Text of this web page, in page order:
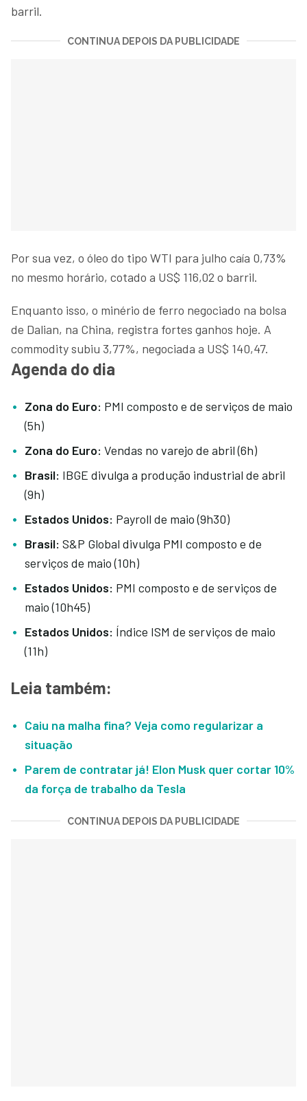
barril.
CONTINUA DEPOIS DA PUBLICIDADE
Por sua vez, o óleo do tipo WTI para julho caía 0,73%
no mesmo horário, cotado a US$ 116,02 o barril.
Enquanto isso, o minério de ferro negociado na bolsa
de Dalian, na China, registra fortes ganhos hoje. A
commodity subiu 3,77%, negociada a US$ 140,47.
Agenda do dia
Zona do Euro: PMI composto e de serviços de maio
(5h)
Zona do Euro: Vendas no varejo de abril (6h)
Brasil: IBGE divulga a produção industrial de abril
(9h)
Estados Unidos: Payroll de maio (9h30)
Brasil: S&P Global divulga PMI composto e de
serviços de maio (10h)
Estados Unidos: PMI composto e de serviços de
maio (10h45)
Estados Unidos: Índice ISM de serviços de maio
(11h)
Leia também:
Caiu na malha fina? Veja como regularizar a
situação
Parem de contratar já! Elon Musk quer cortar 10%
da força de trabalho da Tesla
CONTINUA DEPOIS DA PUBLICIDADE